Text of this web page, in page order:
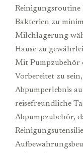
Reinigungsroutine
Bakterien zu
Milchlagerung
Hause zu
Mit Pumpzubehör
Vorbereitet zu
Abpumperlebnis
reisefreundliche
Abpumpzubehör,